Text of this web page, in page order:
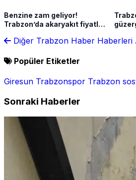
Benzine zam geliyor!
Trabzon’da akaryakıt fiyatları
Diğer Trabzon Haber Haberleri
Popüler Etiketler
Giresun Trabzonspor Trabzon
Sonraki Haberler